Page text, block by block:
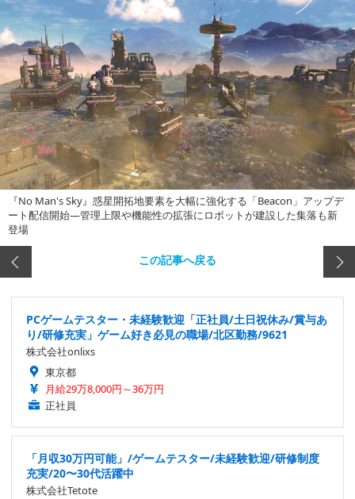
『No Man's Sky』惑星開拓地要素を大幅に強化する「Beacon」アップデ
ート配信開始―管理上限や機能性の拡張にロボットが建設した集落も新
登場
この記事へ戻る
PCゲームテスター・未経験歓迎「正社員/土日祝休み/賞与あ
り/研修充実」ゲーム好き必見の職場/北区勤務/9621
株式会社onlixs
東京都
月給29万8,000円～36万円
正社員
「月収30万円可能」/ゲームテスター/未経験歓迎/研修制度
充実/20〜30代活躍中
株式会社Tetote